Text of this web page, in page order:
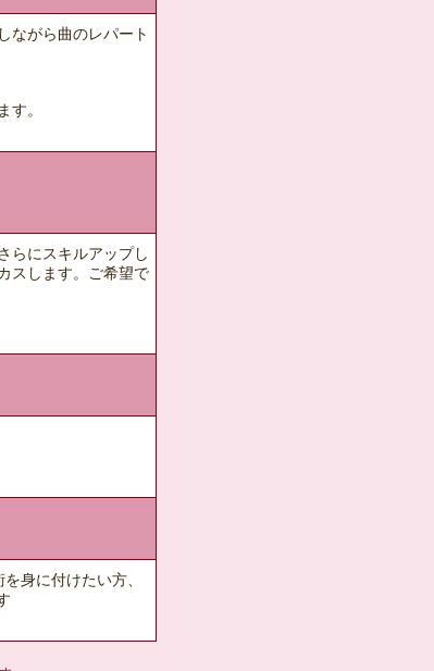
ながら曲のレパート
。
らにスキルアップし
スします。ご希望で
身に付けたい方、